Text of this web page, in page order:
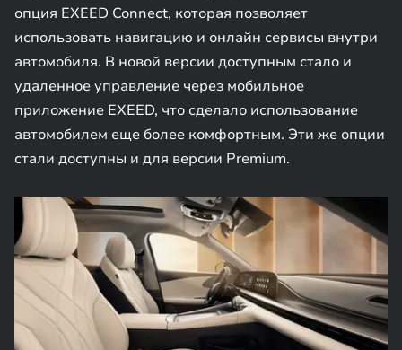
опция EXEED Connect, которая позволяет
использовать навигацию и онлайн сервисы внутри
автомобиля. В новой версии доступным стало и
удаленное управление через мобильное
приложение EXEED, что сделало использование
автомобилем еще более комфортным. Эти же опции
стали доступны и для версии Premium.